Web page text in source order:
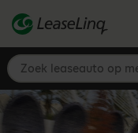
Zoek leaseauto op